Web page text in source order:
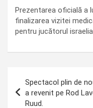
Prezentarea oficială a
finalizarea vizitei
pentru jucătorul
în
Spectacol plin de
a revenit pe Rod
Ruud.